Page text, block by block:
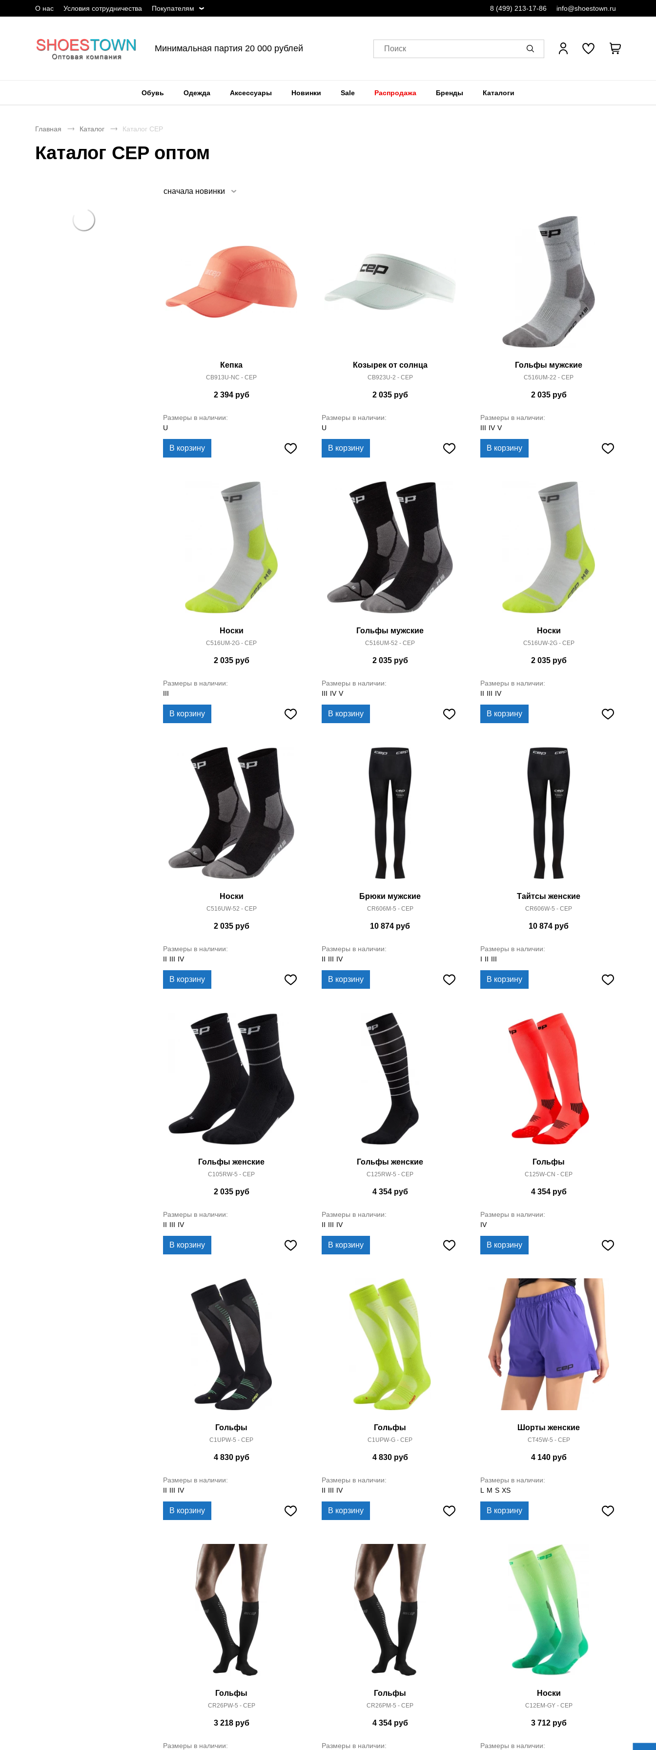
О нас Условия сотрудничества Покупателям 8 (499) 213-17-86 info@shoestown.ru
Минимальная партия 20 000 рублей Поиск
Обувь Одежда Аксессуары Новинки Sale Распродажа Бренды Каталоги
Главная Каталог Каталог CEP
Каталог CEP оптом
сначала новинки
Кепка
CB913U-NC - CEP
2 394руб
Размеры в наличии:
U
В корзину
Козырек от солнца
CB923U-2 - CEP
2 035руб
Размеры в наличии:
U
В корзину
Гольфы мужские
C516UM-22 - CEP
2 035руб
Размеры в наличии:
III IV V
В корзину
Носки
C516UM-2G - CEP
2 035руб
Размеры в наличии:
III
В корзину
Гольфы мужские
C516UM-52 - CEP
2 035руб
Размеры в наличии:
III IV V
В корзину
Носки
C516UW-2G - CEP
2 035руб
Размеры в наличии:
II III IV
В корзину
Носки
C516UW-52 - CEP
2 035руб
Размеры в наличии:
II III IV
В корзину
Брюки мужские
CR606M-5 - CEP
10 874 руб
Размеры в наличии:
II III IV
В корзину
Тайтсы женские
CR606W-5 - CEP
10 874 руб
Размеры в наличии:
I II III
В корзину
Гольфы женские
C105RW-5 - CEP
2 035руб
Размеры в наличии:
II III IV
В корзину
Гольфы женские
C125RW-5 - CEP
4 354руб
Размеры в наличии:
II III IV
В корзину
Гольфы
C125W-CN - CEP
4 354руб
Размеры в наличии:
IV
В корзину
Гольфы
C1UPW-5 - CEP
4 830руб
Размеры в наличии:
II III IV
В корзину
Гольфы
C1UPW-G - CEP
4 830руб
Размеры в наличии:
II III IV
В корзину
Шорты женские
CT45W-5 - CEP
4 140руб
Размеры в наличии:
L
M S XS
В корзину
Гольфы
CR26PW-5 - CEP
3 218руб
Размеры в наличии:
Гольфы
CR26PM-5 - CEP
4 354руб
Размеры в наличии:
Носки
C12EM-GY - CEP
3 712руб
Размеры в наличии: